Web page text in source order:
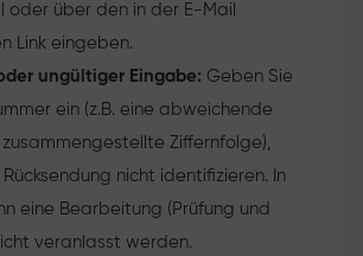
oder über den in der E-Mail
Link eingeben.
ungültiger Eingabe: Geben Sie
ein (z.B. eine abweichende
Ziffernfolge),
Rücksendung nicht identifizieren. In
eine Bearbeitung (Prüfung und
veranlasst werden.